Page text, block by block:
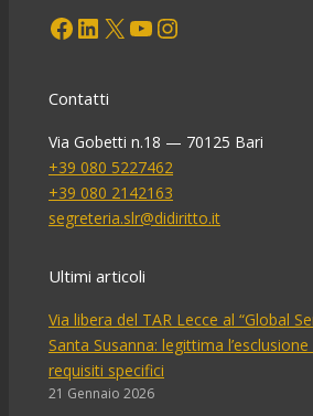
Facebook LinkedIn X YouTube Instagram
Contatti
Via Gobetti n.18 — 70125 Bari
+39 080 5227462
+39 080 2142163
segreteria.slr@didiritto.it
Ultimi articoli
Via libera del TAR Lecce al “Global
Santa Susanna: legittima
requisiti specifici
21 Gennaio 2026